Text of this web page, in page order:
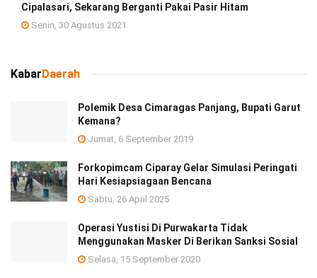
Cipalasari, Sekarang Berganti Pakai Pasir Hitam
Senin, 30 Agustus 2021
KabarDaerah
Polemik Desa Cimaragas Panjang, Bupati Garut
Kemana?
Jumat, 6 September 2019
Forkopimcam Ciparay Gelar Simulasi Peringati
Hari Kesiapsiagaan Bencana
Sabtu, 26 April 2025
Operasi Yustisi Di Purwakarta Tidak
Menggunakan Masker Di Berikan Sanksi Sosial
Selasa, 15 September 2020